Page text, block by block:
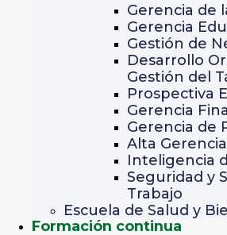
Gerencia de
Gerencia
Gestión de
Desarrollo
Gestión del
Prospectiva
Gerencia
Gerencia de
Alta Gerencia
Inteligencia
Seguridad y
Trabajo
Escuela de Salud y
Formación continua